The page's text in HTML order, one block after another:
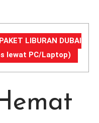
LIBURAN DUBAI
lewat PC/Laptop)